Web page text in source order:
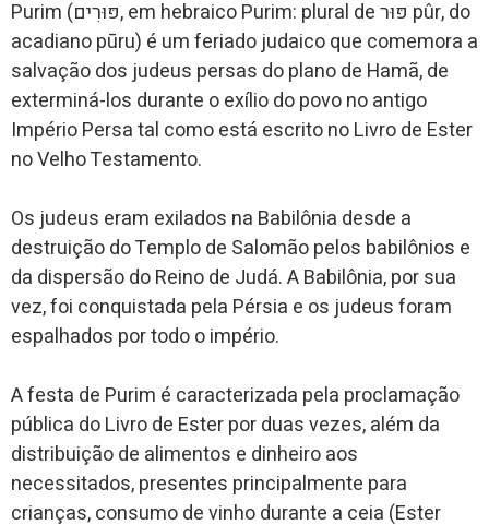
Purim (פּוּרִים, em hebraico Purim: plural de פּוּר pûr, do
acadiano pūru) é um feriado judaico que comemora a
salvação dos judeus persas do plano de Hamã, de
exterminá-los durante o exílio do povo no antigo
Império Persa tal como está escrito no Livro de Ester
no Velho Testamento.
Os judeus eram exilados na Babilônia desde a
destruição do Templo de Salomão pelos babilônios e
da dispersão do Reino de Judá. A Babilônia, por sua
vez, foi conquistada pela Pérsia e os judeus foram
espalhados por todo o império.
A festa de Purim é caracterizada pela proclamação
pública do Livro de Ester por duas vezes, além da
distribuição de alimentos e dinheiro aos
necessitados, presentes principalmente para
crianças, consumo de vinho durante a ceia (Ester